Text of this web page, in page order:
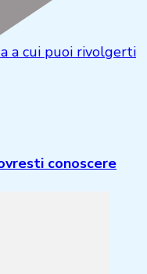
a cui puoi rivolgerti
conoscere